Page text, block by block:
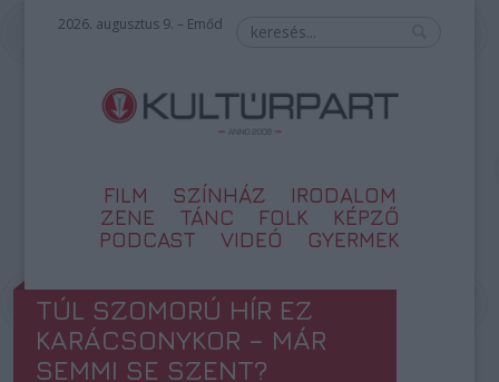
2026. augusztus 9. – Emőd
FILM SZÍNHÁZ
IRODALOM
ZENE
TÁNC FOLK
KÉPZŐ
PODCAST
VIDEÓ GYERMEK
TÚL SZOMORÚ HÍR EZ
KARÁCSONYKOR – MÁR
SEMMI SE SZENT?